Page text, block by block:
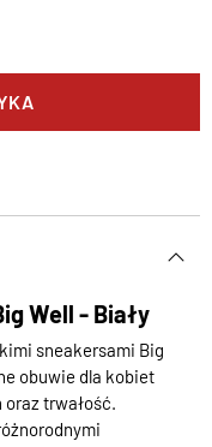
Well - Biały
sneakersami Big
obuwie dla kobiet
trwałość.